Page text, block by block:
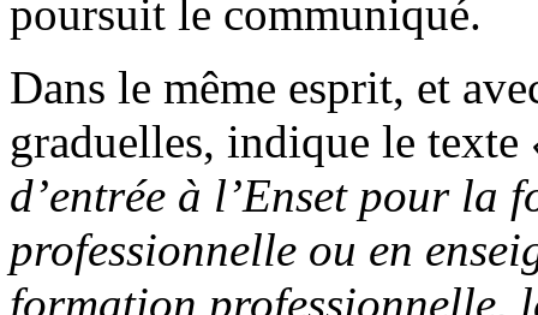
poursuit le communiqué.
Dans le même esprit, et
graduelles, indique le texte
d’entrée à l’Enset pour la
professionnelle ou en
formation professionnelle,